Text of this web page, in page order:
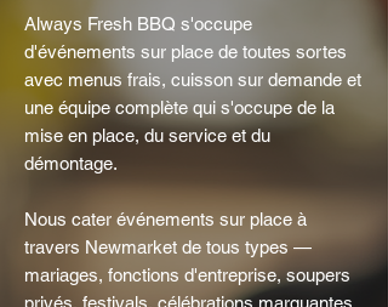
Always Fresh BBQ s'occupe
d'événements sur place de toutes sortes
avec menus frais, cuisson sur demande et
une équipe complète qui s'occupe de la
mise en place, du service et du
démontage.
Nous cater événements sur place à
travers Newmarket de tous types —
mariages, fonctions d'entreprise, soupers
privés, festivals, célébrations marquantes